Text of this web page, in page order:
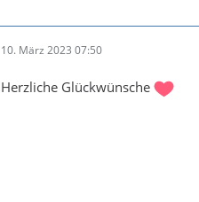
10. März 2023 07:50
Herzliche Glückwünsche